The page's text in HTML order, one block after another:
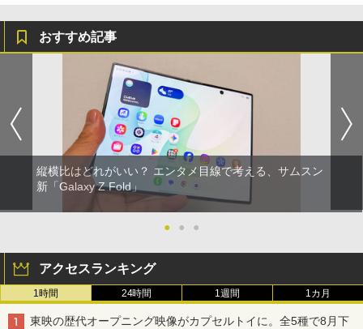
おすすめ記事
縦横比はどれがいい？ エンタメ目線で考える、サムスン
新「Galaxy Z Fold」
● ● ●
アクセスランキング
1時間 24時間 1週間 1カ月
東映の歴代オープニング映像がカプセルトイに。全5種で8月下